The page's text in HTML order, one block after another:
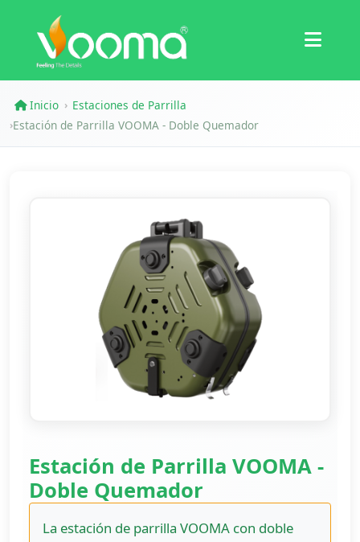
Certificaciones
Estudio de Caso
Inicio › Estaciones de Parrilla
›Estación de Parrilla VOOMA - Doble Quemador
Estación de Parrilla VOOMA -
Doble Quemador
La estación de parrilla VOOMA con doble